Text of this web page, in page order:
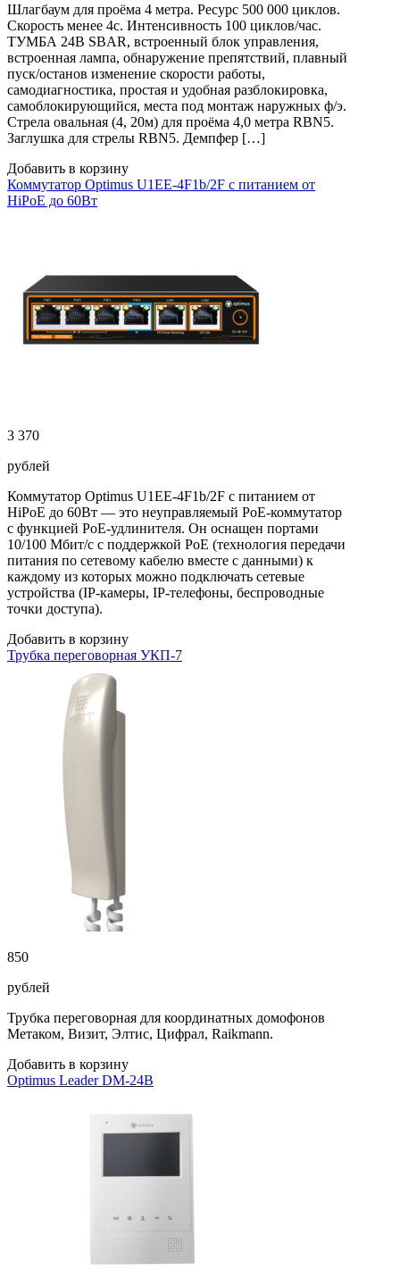
Шлагбаум для проёма 4 метра. Ресурс 500 000 циклов.
Скорость менее 4с. Интенсивность 100 циклов/час.
ТУМБА 24В SBAR, встроенный блок управления,
встроенная лампа, обнаружение препятствий, плавный
пуск/останов изменение скорости работы,
самодиагностика, простая и удобная разблокировка,
самоблокирующийся, места под монтаж наружных ф/э.
Стрела овальная (4, 20м) для проёма 4,0 метра RBN5.
Заглушка для стрелы RBN5. Демпфер […]
Добавить в корзину
Коммутатор Optimus U1EE-4F1b/2F с питанием от
HiPoE до 60Вт
3 370
рублей
Коммутатор Optimus U1EE-4F1b/2F с питанием от
HiPoE до 60Вт — это неуправляемый PoE-коммутатор
с функцией PoE-удлинителя. Он оснащен портами
10/100 Мбит/с с поддержкой PoE (технология передачи
питания по сетевому кабелю вместе с данными) к
каждому из которых можно подключать сетевые
устройства (IP-камеры, IP-телефоны, беспроводные
точки доступа).
Добавить в корзину
Трубка переговорная УКП-7
850
рублей
Трубка переговорная для координатных домофонов
Метаком, Визит, Элтис, Цифрал, Raikmann.
Добавить в корзину
Optimus Leader DM-24B